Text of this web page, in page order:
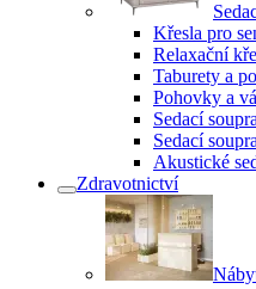
Křesla pro
Relaxační
Taburety a
Pohovky a
Sedací
Sedací
Akustické
Zdravotnictví